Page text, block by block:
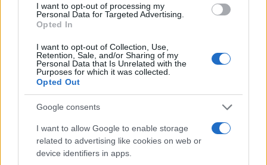
use your data for below specified purposes in below Google
consent section.
I want to opt-out of processing my
Personal Data for Targeted Advertising.
Opted In
I want to opt-out of Collection, Use,
Retention, Sale, and/or Sharing of my
Personal Data that Is Unrelated with the
Purposes for which it was collected.
Opted Out
Google consents
I want to allow Google to enable storage
related to advertising like cookies on web or
device identifiers in apps.
Viaja sin visado
Los pasaportes que más puertas abren ¿está el tuyo?